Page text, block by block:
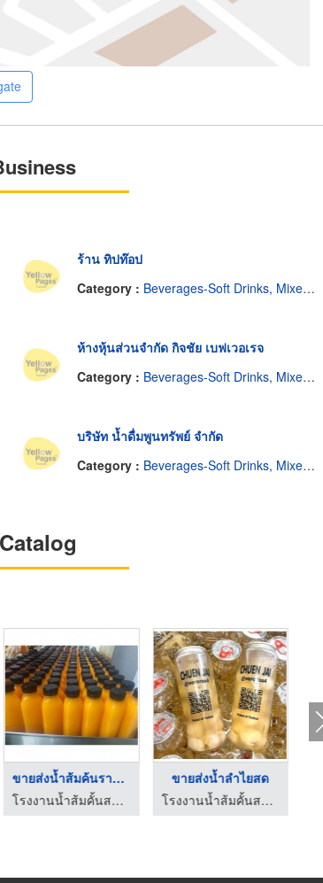
ร้าน ทิปท๊อป
Category : Beverages-Soft Drinks, Mixers, Etc.-Distributors
ห้างหุ้นส่วนจำกัด กิจชัย เบฟเวอเรจ
Category : Beverages-Soft Drinks, Mixers, Etc.-Distributors
บริษัท น้ำดื่มพูนทรัพย์ จำกัด
Category : Beverages-Soft Drinks, Mixers, Etc.-Distributors
ขายส่งน้ำส้มค้นราคาไ ...
โรงงานน้ำส้มคั้นสด ปทุมธานี น้ำส้มคั้นวโรรส
ขายส่งน้ำลำไยสด
โรงงานน้ำส้มคั้นสด ปทุมธานี น้ำส้มคั้นวโรรส